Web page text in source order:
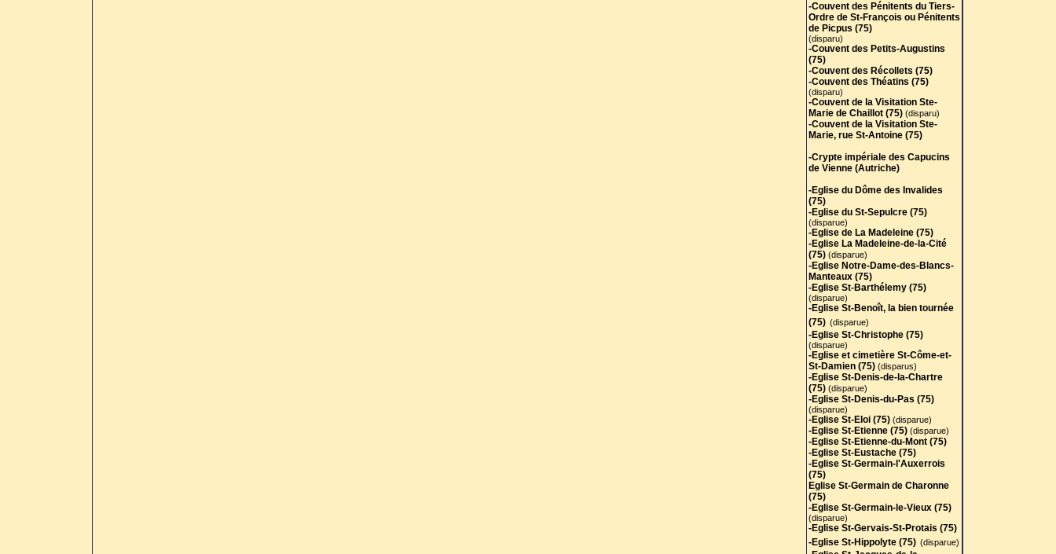
-Couvent des Pénitents du Tiers-
Ordre de St-François ou Pénitents
de Picpus (75)
(disparu)
-Couvent des Petits-Augustins
(75)
-Couvent des Récollets (75)
-Couvent des Théatins (75)
(disparu)
-Couvent de la Visitation Ste-
Marie de Chaillot (75)(disparu)
-Couvent de la Visitation Ste-
Marie, rue St-Antoine (75)
-Crypte impériale des Capucins
de Vienne (Autriche)
-Eglise du Dôme des Invalides
(75)
-Eglise du St-Sepulcre (75)
(disparue)
-Eglise de La Madeleine (75)
-Eglise La Madeleine-de-la-Cité
(75) (disparue)
-Eglise Notre-Dame-des-Blancs-
Manteaux (75)
-Eglise St-Barthélemy (75)
(disparue)
-Eglise St-Benoît, la bien tournée
(75) (disparue)
-Eglise St-Christophe (75)
(disparue)
-Eglise et cimetière St-Côme-et-
St-Damien (75) (disparus)
-Eglise St-Denis-de-la-Chartre
(75) (disparue)
-Eglise St-Denis-du-Pas (75)
(disparue)
-Eglise St-Eloi (75)(disparue)
-Eglise St-Etienne (75) (disparue)
-Eglise St-Etienne-du-Mont (75)
-Eglise St-Eustache (75)
-Eglise St-Germain-l'Auxerrois
(75)
Eglise St-Germain de Charonne
(75)
-Eglise St-Germain-le-Vieux (75)
(disparue)
-Eglise St-Gervais-St-Protais (75)
-Eglise St-Hippolyte (75) (disparue)